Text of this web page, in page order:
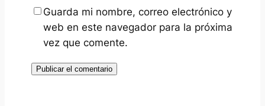
Guarda mi nombre, correo electrónico y
web en este navegador para la próxima
vez que comente.